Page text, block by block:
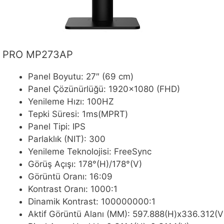
PRO MP273AP
Panel Boyutu: 27″ (69 cm)
Panel Çözünürlüğü: 1920×1080 (FHD)
Yenileme Hızı: 100HZ
Tepki Süresi: 1ms(MPRT)
Panel Tipi: IPS
Parlaklık (NIT): 300
Yenileme Teknolojisi: FreeSync
Görüş Açışı: 178°(H)/178°(V)
Görüntü Oranı: 16:09
Kontrast Oranı: 1000:1
Dinamik Kontrast: 100000000:1
Aktif Görüntü Alanı (MM):